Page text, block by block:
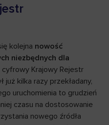
kolejna nowość
niezbędnych dla
Krajowy Rejestr
już kilka razy przekładany,
uruchomienia to grudzień
czasu na dostosowanie
nowego źródła